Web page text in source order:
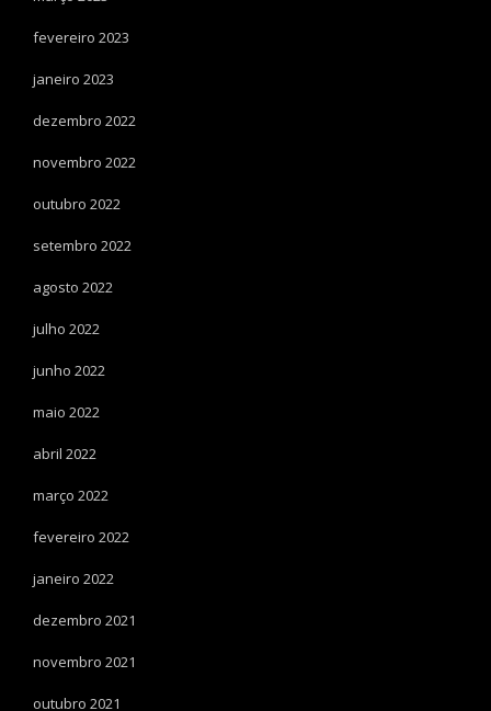
fevereiro 2023
janeiro 2023
dezembro 2022
novembro 2022
outubro 2022
setembro 2022
agosto 2022
julho 2022
junho 2022
maio 2022
abril 2022
março 2022
fevereiro 2022
janeiro 2022
dezembro 2021
novembro 2021
outubro 2021